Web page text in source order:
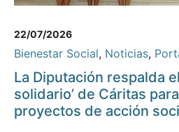
22/07/2026
Bienestar Social, Noticias,
La Diputación respalda
solidario’ de Cáritas
proyectos de acción